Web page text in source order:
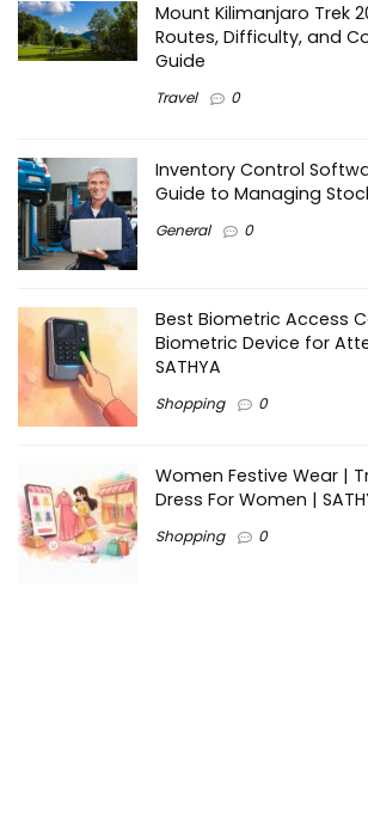
Mount Kilimanjaro Trek
Routes, Difficulty, and
Guide
Travel 0
Inventory Control
Guide to Managing
General 0
Best Biometric Access
Biometric Device for
SATHYA
Shopping 0
Women Festive Wear |
Dress For Women |
Shopping 0